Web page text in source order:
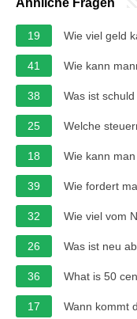
19 Wie viel geld
41 Wie kann
38 Was ist
25 Welche
18 Wie kann
39 Wie fordert
32 Wie viel vom
26 Was ist neu
36 What is 50
17 Wann kommt